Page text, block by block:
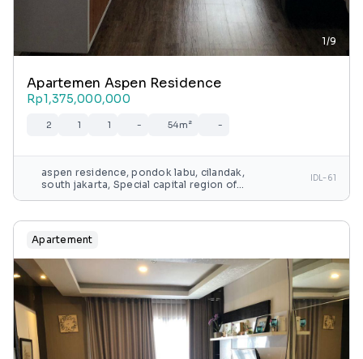
1/9
Apartemen Aspen Residence
Rp1,375,000,000
2 1 1 - 54m² -
aspen residence, pondok labu, cilandak,
south jakarta, Special capital region of
IDL-61
Apartement